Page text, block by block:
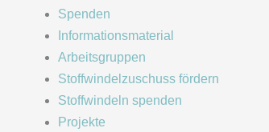
Spenden
Informationsmaterial
Arbeitsgruppen
Stoffwindelzuschuss fördern
Stoffwindeln spenden
Projekte